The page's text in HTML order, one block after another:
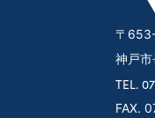
〒
神戸
TEL.
FAX.